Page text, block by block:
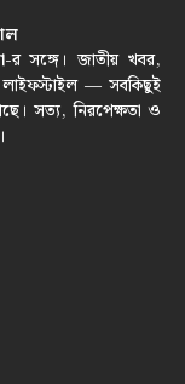
-র সঙ্গে। জাতীয় খবর,
লাইফস্টাইল — সবকিছুই
সত্য, নিরপেক্ষতা ও